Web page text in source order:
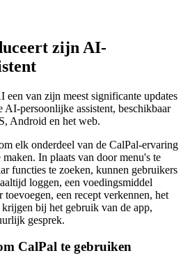
zijn AI-
een van zijn meest significante updates
AI-persoonlijke assistent, beschikbaar
Android en het web.
elk onderdeel van de CalPal-ervaring
In plaats van door menu's te
functies te zoeken, kunnen gebruikers
loggen, een voedingsmiddel
een recept verkennen, het
bij het gebruik van de app,
gesprek.
CalPal te gebruiken